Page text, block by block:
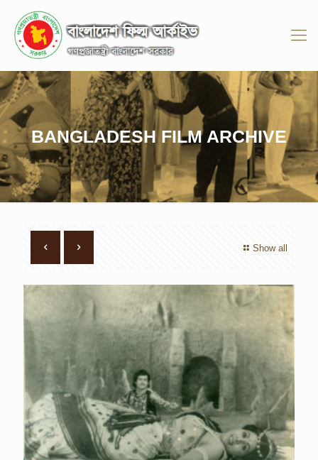
BANGLADESH FILM ARCHIVE
Show all